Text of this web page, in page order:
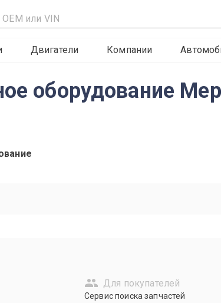
Двигатели Компании
оборудование
Для покупателей
Сервис поиска запчастей